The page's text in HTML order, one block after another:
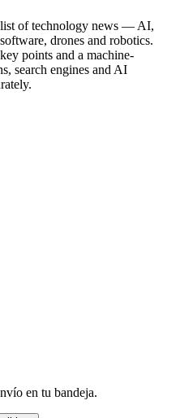
of technology news — AI,
drones and robotics.
points and a machine-
search engines and AI
en tu bandeja.